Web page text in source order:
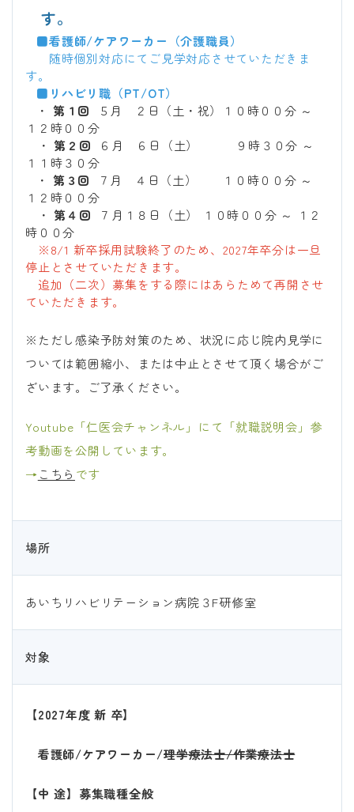
す。
■看護師/ケアワーカー（介護職員）
随時個別対応にてご見学対応させていただきま
す。
■ リハビリ職（PT/OT）
・ 第１回 ５月 ２日（土・祝）
１０時００分 ～
１２時００分
・第２回 ６月 ６日（土） ９時３０分 ～
１１時３０分
・ 第３回 ７月 ４日（土） １０時００分 ～
１２時００分
・ 第４回 ７月１８日（土） １０時００分 ～ １２
時００分
※8/1 新卒採用試験終了のため、2027年卒分は一旦
停止とさせていただきます。
追加（二次）募集をする際にはあらためて再開させ
ていただきます。
※ただし感染予防対策のため、状況に応じ院内見学に
ついては範囲縮小、または中止とさせて頂く場合がご
ざいます。ご了承ください。
Youtube「仁医会チャンネル」にて「就職説明会」参
考動画を公開しています。
→ こちら です
場所
あいちリハビリテーション病院３F研修室
対象
【2027年度 新 卒】
看護師/ケアワーカー/理学療法士/作業療法士
【中 途】募集職種全般